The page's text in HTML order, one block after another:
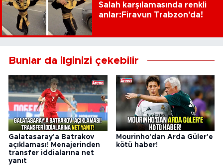
Salah karşılamasında renkli
anlar:Firavun Trabzon'da!
Bunlar da ilginizi çekebilir
Galatasaray'a Batrakov
açıklaması! Menajerinden
transfer iddialarına net
yanıt
Mourinho'dan Arda Güler'e
kötü haber!